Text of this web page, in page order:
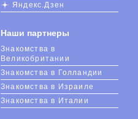
Яндекс.Дзен
Наши партнеры
Знакомства в
Великобритании
Знакомства в Голландии
Знакомства в Израиле
Знакомства в Италии